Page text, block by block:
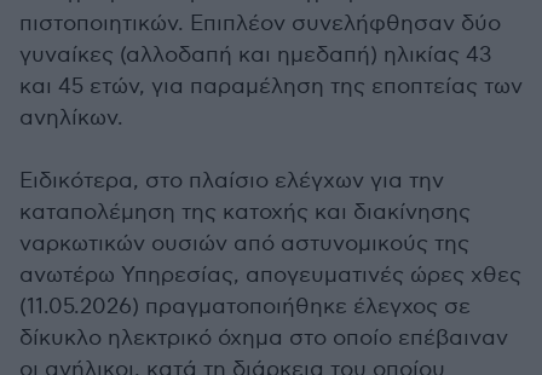
πιστοποιητικών. Επιπλέον συνελήφθησαν δύο
γυναίκες (αλλοδαπή και ημεδαπή) ηλικίας 43
και 45 ετών, για παραμέληση της εποπτείας των
ανηλίκων.
Ειδικότερα, στο πλαίσιο ελέγχων για την
καταπολέμηση της κατοχής και διακίνησης
ναρκωτικών ουσιών από αστυνομικούς της
ανωτέρω Υπηρεσίας, απογευματινές ώρες χθες
(11.05.2026) πραγματοποιήθηκε έλεγχος σε
δίκυκλο ηλεκτρικό όχημα στο οποίο επέβαιναν
οι ανήλικοι, κατά τη διάρκεια του οποίου